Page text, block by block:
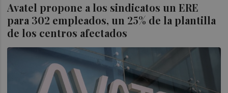
Avatel propone a los sindicatos un ERE
para 302 empleados, un 25% de la plantilla
de los centros afectados